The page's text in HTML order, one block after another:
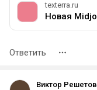
texterra.ru
Ответить
Виктор Решетов